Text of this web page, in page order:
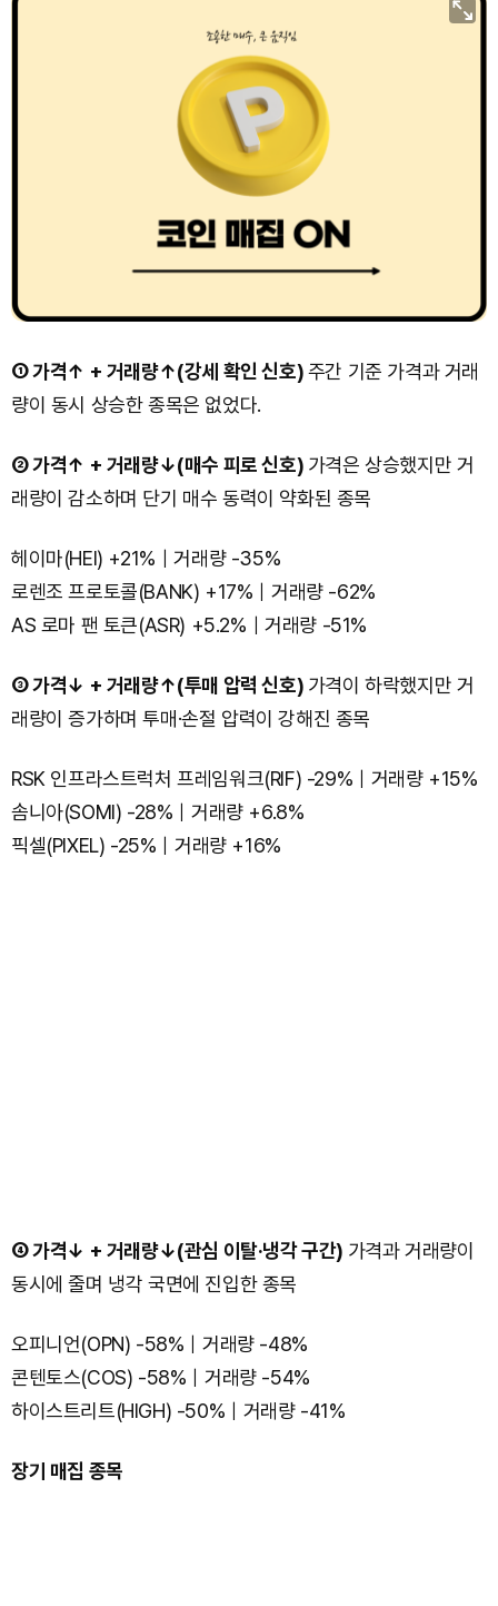
① 가격↑ + 거래량↑(강세 확인 신호)주간 기준 가격과 거래
량이 동시 상승한 종목은 없었다.
② 가격↑ + 거래량↓(매수 피로 신호) 가격은 상승했지만 거
래량이 감소하며 단기 매수 동력이 약화된 종목
헤이마(HEI) +21%｜거래량 -35%
로렌조 프로토콜(BANK) +17%｜거래량 -62%
AS 로마 팬 토큰(ASR) +5.2%｜거래량 -51%
③ 가격↓ + 거래량↑(투매 압력 신호) 가격이 하락했지만 거
래량이 증가하며 투매·손절 압력이 강해진 종목
RSK 인프라스트럭처 프레임워크(RIF) -29%｜거래량 +15%
솜니아(SOMI) -28%｜거래량 +6.8%
픽셀(PIXEL) -25%｜거래량 +16%
④ 가격↓ + 거래량↓(관심 이탈·냉각 구간) 가격과 거래량이
동시에 줄며 냉각 국면에 진입한 종목
오피니언(OPN) -58%｜거래량 -48%
콘텐토스(COS) -58%｜거래량 -54%
하이스트리트(HIGH) -50%｜거래량 -41%
장기 매집 종목